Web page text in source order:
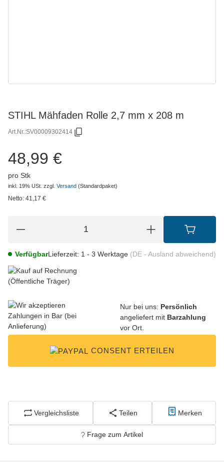
STIHL Mähfaden Rolle 2,7 mm x 208 m
Art.Nr.:SV00009302414
48,99 €
pro Stk
inkl. 19% USt. zzgl. Versand (Standardpaket)
Netto: 41,17 €
VerfügbarLieferzeit: 1 - 3 Werktage (DE - Ausland abweichend)
Nur bei uns: Persönlich
angeliefert mit Barzahlung
vor Ort.
CONSENT ERTEILEN
Vergleichsliste Teilen Merken
Frage zum Artikel